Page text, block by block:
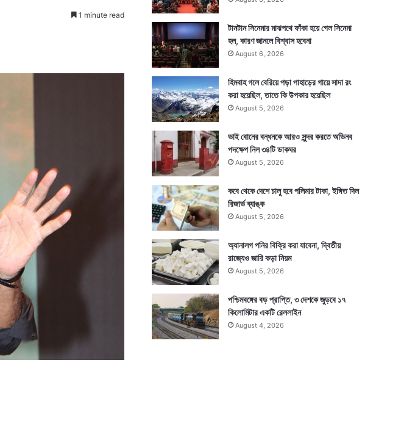
1 minute read
টানটান সিনেমার মাঝপথে ফাঁকা হয়ে গেল সিনেমা
হল, কারণ জানলে বিশ্বাস হবেনা
August 6, 2026
হিমবাহ গলে বেরিয়ে পড়া পাহাড়ের গায়ে সাদা রং
করা হয়েছিল, তাতে কি উপকার হয়েছিল
August 5, 2026
ভাই বোনের বন্ধনকে আরও সুন্দর করতে অভিনব
পদক্ষেপ নিল ৩৪টি ডাকঘর
August 5, 2026
কবে থেকে দেশে চালু হবে পলিমার টাকা, ইঙ্গিত দিল
রিজার্ভ ব্যাঙ্ক
August 5, 2026
অ্যানালগ পনির বিক্রি করা যাবেনা, দ্বিতীয়
রাজ্যেও জারি কড়া নিয়ম
August 5, 2026
পশ্চিমবঙ্গের বড় প্রাপ্তি, ৩ দেশকে জুড়বে ১৭
কিলোমিটার একটি রেললাইন
August 4, 2026